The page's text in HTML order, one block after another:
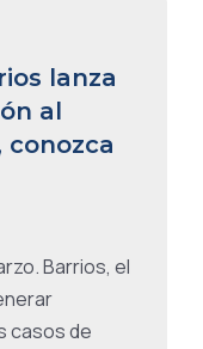
lanza
al
conozca
Barrios, el
casos de